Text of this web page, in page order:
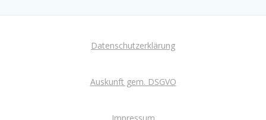
Datenschutzerklärung
Auskunft gem. DSGVO